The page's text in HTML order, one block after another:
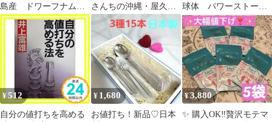
島産 ドワーフナム
ワ、アイスクリームバ
ナナの苗セット！
さんちの沖縄・屋久島
お値打ち旅 森川弘子
2013年初版第1刷 メデ
ィアファクトリーコミ
ックエッセイ
球体 パワーストーン
直径約8㎝ 占い風水
インテリア置物
¥512
自分の値打ちを高める
¥ 1,680
お値打ち！新品♡日本
¥3,880
✨ 購入OK‼️贅沢モテマ